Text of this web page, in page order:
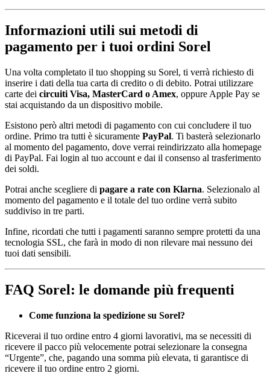
Informazioni utili sui metodi di
pagamento per i tuoi ordini Sorel
Una volta completato il tuo shopping su Sorel, ti verrà richiesto di
inserire i dati della tua carta di credito o di debito. Potrai utilizzare
carte dei circuiti Visa, MasterCard o Amex, oppure Apple Pay se
stai acquistando da un dispositivo mobile.
Esistono però altri metodi di pagamento con cui concludere il tuo
ordine. Primo tra tutti è sicuramente PayPal. Ti basterà selezionarlo
al momento del pagamento, dove verrai reindirizzato alla homepage
di PayPal. Fai login al tuo account e dai il consenso al trasferimento
dei soldi.
Potrai anche scegliere di pagare a rate con Klarna. Selezionalo al
momento del pagamento e il totale del tuo ordine verrà subito
suddiviso in tre parti.
Infine, ricordati che tutti i pagamenti saranno sempre protetti da una
tecnologia SSL, che farà in modo di non rilevare mai nessuno dei
tuoi dati sensibili.
FAQ Sorel: le domande più frequenti
Come funziona la spedizione su Sorel?
Riceverai il tuo ordine entro 4 giorni lavorativi, ma se necessiti di
ricevere il pacco più velocemente potrai selezionare la consegna
“Urgente”, che, pagando una somma più elevata, ti garantisce di
ricevere il tuo ordine entro 2 giorni.